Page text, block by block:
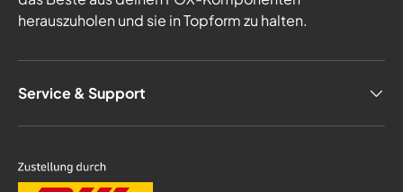
herauszuholen und sie in Topform zu halten.
Service & Support